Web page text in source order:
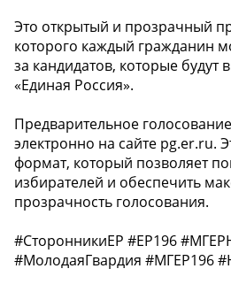
Это открытый и прозрачный
которого каждый гражданин
за кандидатов, которые будут
«Единая Россия».
Предварительное
электронно на сайте pg.er.ru.
формат, который позволяет
избирателей и обеспечить
прозрачность голосования.
#СторонникиЕР #ЕР196
#МолодаяГвардия #МГЕР196